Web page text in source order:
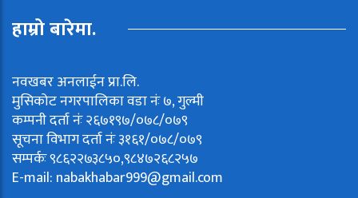
हाम्रो बारेमा.
नवखबर अनलाईन प्रा.लि.
मुसिकोट नगरपालिका वडा नंः ७, गुल्मी
कम्पनी दर्ता नंः २६७१९७/०७८/०७९
सूचना विभाग दर्ता नंः ३१६१/०७८/०७९
सम्पर्कः ९८६२२७३८५०,९८४७२६८२५७
E-mail: nabakhabar999@gmail.com